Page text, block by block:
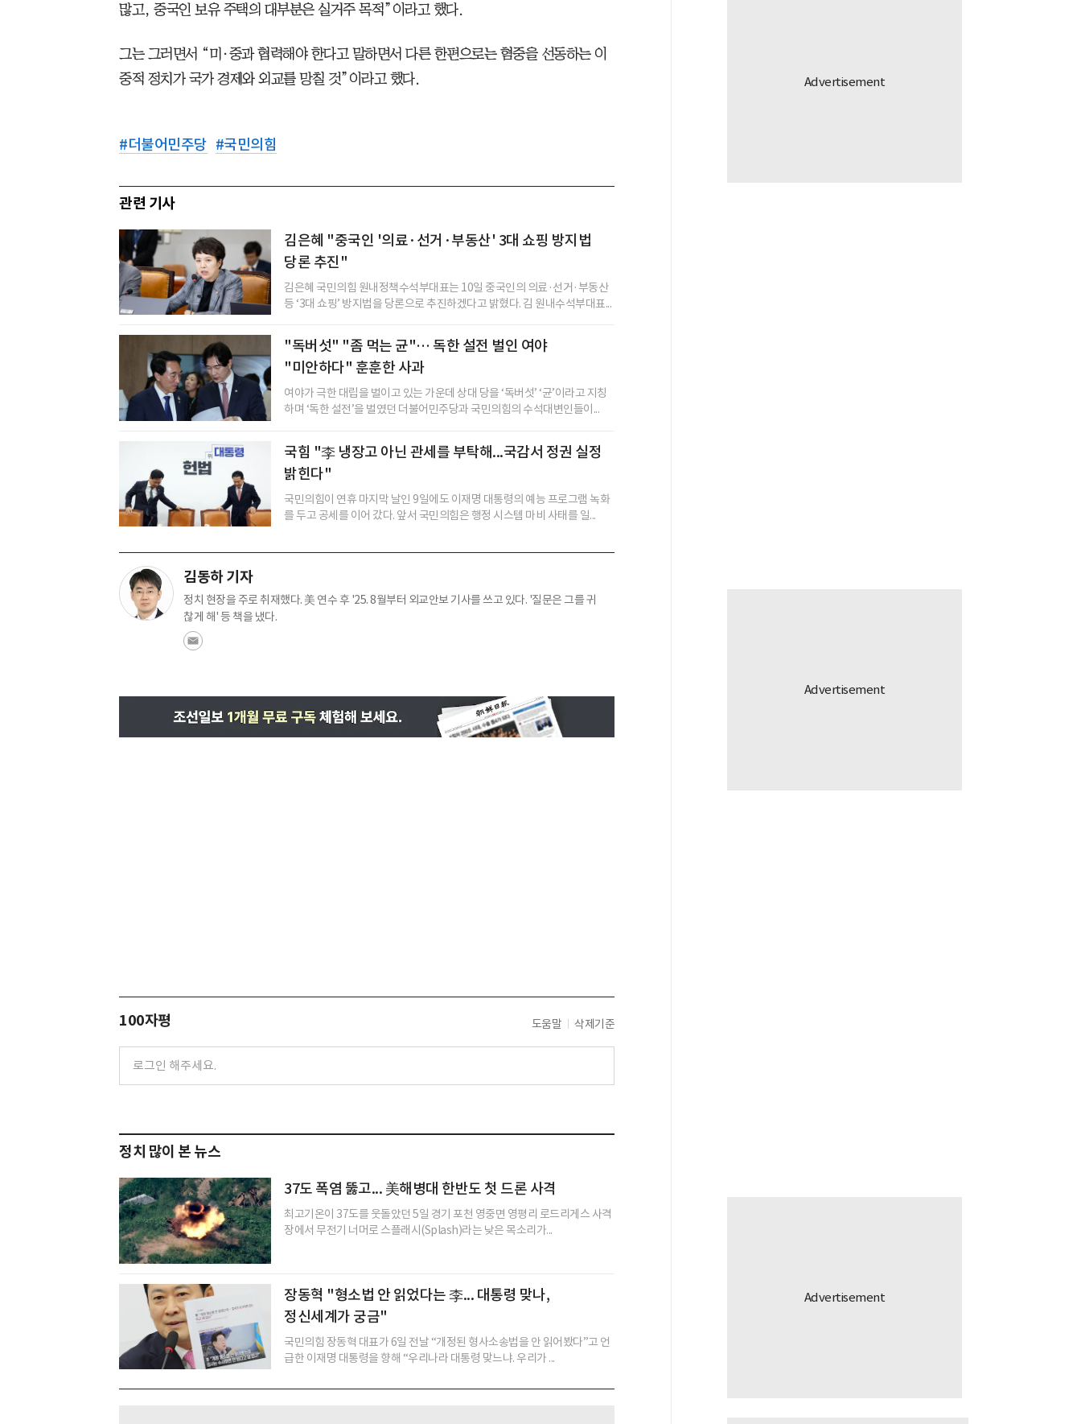
많고, 중국인 보유 주택의 대부분은 실거주 목적”이라고 했다.
그는 그러면서 “미·중과 협력해야 한다고 말하면서 다른 한편으로는 혐중을 선동하는 이
중적 정치가 국가 경제와 외교를 망칠 것”이라고 했다.
#더불어민주당 #국민의힘
관련 기사
김은혜 "중국인 '의료·선거·부동산' 3대 쇼핑 방지법
당론 추진"
김은혜 국민의힘 원내정책수석부대표는 10일 중국인의 의료·선거·부동산
등 ‘3대 쇼핑’ 방지법을 당론으로 추진하겠다고 밝혔다. 김 원내수석부대표...
"독버섯" "좀 먹는 균"… 독한 설전 벌인 여야
"미안하다" 훈훈한 사과
여야가 극한 대립을 벌이고 있는 가운데 상대 당을 ‘독버섯’ ‘균’이라고 지칭
하며 ‘독한 설전’을 벌였던 더불어민주당과 국민의힘의 수석대변인들이...
국힘 "李 냉장고 아닌 관세를 부탁해...국감서 정권 실정
밝힌다"
국민의힘이 연휴 마지막 날인 9일에도 이재명 대통령의 예능 프로그램 녹화
를 두고 공세를 이어 갔다. 앞서 국민의힘은 행정 시스템 마비 사태를 일...
김동하 기자
정치 현장을 주로 취재했다. 美 연수 후 '25. 8월부터 외교안보 기사를 쓰고 있다. '질문은 그를 귀
찮게 해' 등 책을 냈다.
100자평 도움말 삭제기준
정치 많이 본 뉴스
37도 폭염 뚫고... 美해병대 한반도 첫 드론 사격
최고기온이 37도를 웃돌았던 5일 경기 포천 영중면 영평리 로드리게스 사격
장에서 무전기 너머로 스플래시(Splash)라는 낮은 목소리가...
장동혁 "형소법 안 읽었다는 李... 대통령 맞나,
정신세계가 궁금"
국민의힘 장동혁 대표가 6일 전날 “개정된 형사소송법을 안 읽어봤다”고 언
급한 이재명 대통령을 향해 “우리나라 대통령 맞느냐. 우리가 ...